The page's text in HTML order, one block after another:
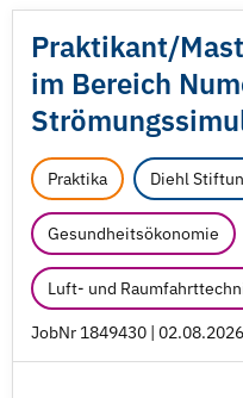
Praktikant/
im Bereich
Praktika Diehl
Gesundheitsökonomie
Luft- und
JobNr 1849430 | 02.08.2026